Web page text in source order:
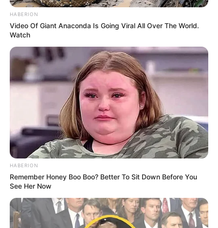
Obati Covid-19?
13 Manfaat Yakult Baik
untuk Kesehatan Usus
Mengenal Zero Waste,
Gaya Hidup Bebas
Sampah Peduli
Lingkungan
Asal Usul Cuka, Beragam
10 Diet Sehat Menurunkan
HABERION
Video Of Giant Anaconda Is Going Viral All Over The World.
Watch
HABERION
Remember Honey Boo Boo? Better To Sit Down Before You
See Her Now